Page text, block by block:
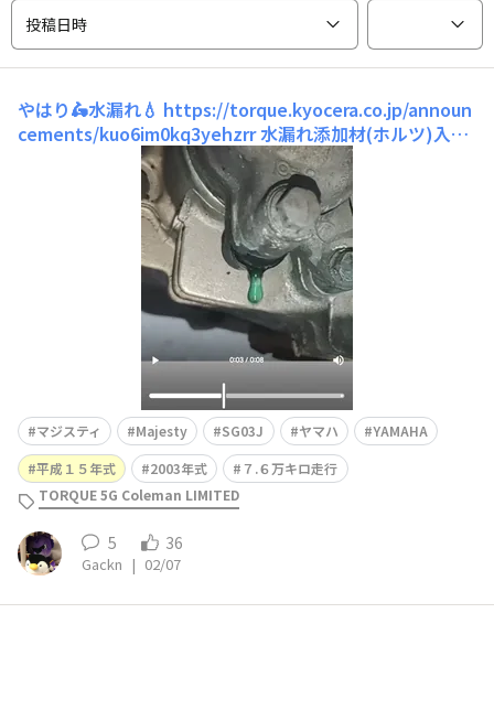
投稿日時
やはり🛵水漏れ💧 https://torque.kyocera.co.jp/announ
cements/kuo6im0kq3yehzrr 水漏れ添加材(ホルツ)入
れ、💧止まったか！？と思っていたが、今朝みたらシッカ
リ💧漏れていました。 オイル減少も気になるし、冷却水
補充しながら様子見かな。
マジスティ Majesty SG03J ヤマハ
YAMAHA
平成１５年式
2003年式
７.６万キロ走行
TORQUE 5G Coleman LIMITED
5 36
Gackn | 02/07